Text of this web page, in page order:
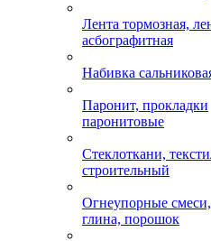
Лента тормозная,
асбографитная
Набивка
Паронит, прокладки
паронитовые
Стеклоткани,
строительный
Огнеупорные смеси,
глина, порошок